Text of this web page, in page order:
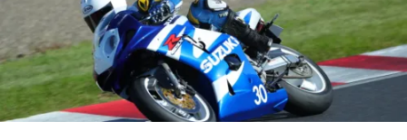
ロ
グ
（モ
ト